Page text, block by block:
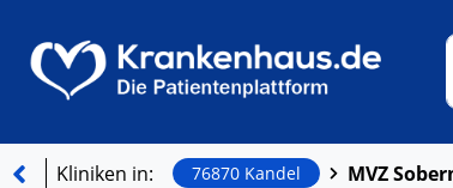
Kliniken in: 76870 Kandel